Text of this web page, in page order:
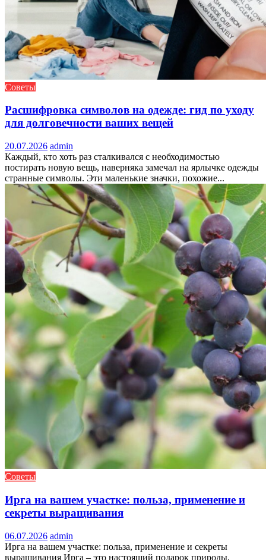
Советы
Расшифровка символов на одежде: гид по уходу
для долговечности ваших вещей
20.07.2026 admin
Каждый, кто хоть раз сталкивался с необходимостью
постирать новую вещь, наверняка замечал на ярлычке одежды
странные символы. Эти маленькие значки, похожие...
Советы
Ирга на вашем участке: польза, применение и
секреты выращивания
06.07.2026 admin
Ирга на вашем участке: польза, применение и секреты
выращивания Ирга – это настоящий подарок природы,